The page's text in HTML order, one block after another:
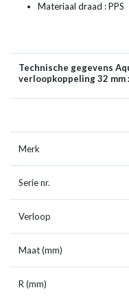
Materiaal draad : PPS
Technische gegevens
verloopkoppeling 32 mm
Merk
Serie nr.
Verloop
Maat (mm)
R (mm)